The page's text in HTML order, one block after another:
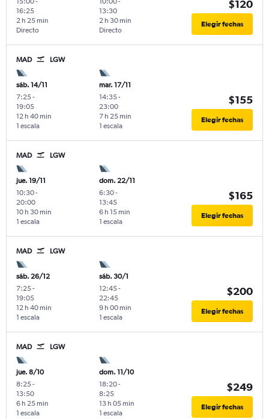
16:25
Directo
2 h 25 min
13:30
Directo
2 h 30 min
$120
Elegir fechas
MAD LGW
sáb. 14/11
7:25-
19:05
1 escala
12 h 40 min
mar. 17/11
14:35-
23:00
1 escala
7 h 25 min
$155
Elegir fechas
MAD LGW
jue. 19/11
10:30-
20:00
1 escala
10 h 30 min
dom. 22/11
6:30-
13:45
1 escala
6 h 15 min
$165
Elegir fechas
MAD LGW
sáb. 26/12
7:25-
19:05
1 escala
12 h 40 min
sáb. 30/1
12:45-
22:45
1 escala
9 h 00 min
$200
Elegir fechas
MAD LGW
jue. 8/10
8:25-
13:50
1 escala
6 h 25 min
dom. 11/10
18:20-
8:25
1 escala
13 h 05 min
$249
Elegir fechas